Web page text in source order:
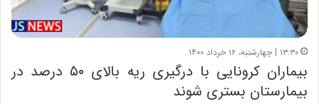
۱۳:۳۰ | چهارشنبه، ۱۲ خرداد ۱۴۰۰
بیماران کرونایی با درگیری ریه بالای ۵۰ درصد در
بیمارستان بستری شوند